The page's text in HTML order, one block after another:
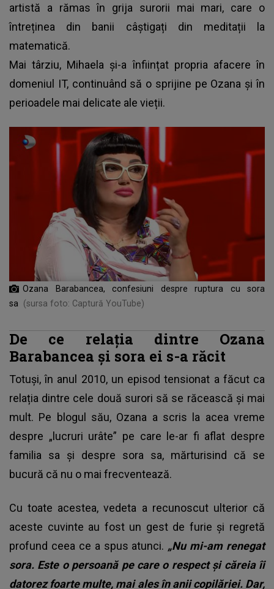
artistă a rămas în grija surorii mai mari, care o
întreținea din banii câștigați din meditații la
matematică.
Mai târziu, Mihaela și-a înființat propria afacere în
domeniul IT, continuând să o sprijine pe Ozana și în
perioadele mai delicate ale vieții.
Ozana Barabancea, confesiuni despre ruptura cu sora
sa
(sursa foto: Captură YouTube)
De ce relația dintre Ozana
Barabancea și sora ei s-a răcit
Totuși, în anul 2010, un episod tensionat a făcut ca
relația dintre cele două surori să se răcească și mai
mult. Pe blogul său, Ozana a scris la acea vreme
despre „lucruri urâte” pe care le-ar fi aflat despre
familia sa și despre sora sa, mărturisind că se
bucură că nu o mai frecventează.
Cu toate acestea, vedeta a recunoscut ulterior că
aceste cuvinte au fost un gest de furie și regretă
profund ceea ce a spus atunci. „Nu mi-am renegat
sora. Este o persoană pe care o respect și căreia îi
datorez foarte multe, mai ales în anii copilăriei. Dar,